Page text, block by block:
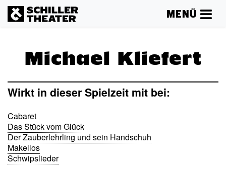
MENÜ
Michael Kliefert
Wirkt in dieser Spielzeit mit bei:
Cabaret
Das Stück vom Glück
Der Zauberlehrling und sein Handschuh
Makellos
Schwipslieder